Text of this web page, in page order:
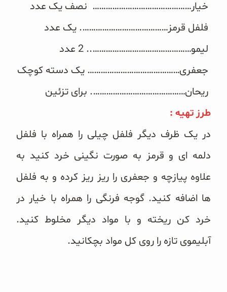
غلات و دانه‌های سالم
صبحانه و میان وعده
کتاب‌های OAB
وبلاگ
خیار……………………………………… نصف یک عدد
فلفل قرمز…………………………………. یک عدد
لیمو……………………………………….. 2 عدد
جعفری…………………………………… یک دسته کوچک
ریحان……………………………………. برای تزئین
طرز تهیه :
در یک ظرف دیگر فلفل چیلی را همراه با فلفل
دلمه ای و قرمز به صورت نگینی خرد کنید به
علاوه پیازچه و جعفری را ریز ریز کرده و به فلفل
ها اضافه کنید. گوجه فرنگی را همراه با خیار در
خرد کن ریخته و با مواد دیگر مخلوط کنید.
آبلیموی تازه را روی کل مواد بچکانید.